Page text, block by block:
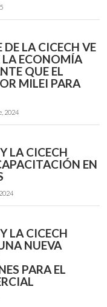
DE LA CICECH VE
LA ECONOMÍA
QUE EL
MILEI PARA
2024
LA CICECH
EN
LA CICECH
NUEVA
PARA EL